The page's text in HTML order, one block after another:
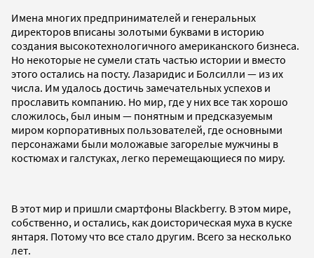
Имена многих предпринимателей и генеральных
директоров вписаны золотыми буквами в историю
создания высокотехнологичного американского бизнеса.
Но некоторые не сумели стать частью истории и вместо
этого остались на посту. Лазаридис и Болсилли — из их
числа. Им удалось достичь замечательных успехов и
прославить компанию. Но мир, где у них все так хорошо
сложилось, был иным — понятным и предсказуемым
миром корпоративных пользователей, где основными
персонажами были моложавые загорелые мужчины в
костюмах и галстуках, легко перемещающиеся по миру.
В этот мир и пришли смартфоны Blackberry. В этом мире,
собственно, и остались, как доисторическая муха в куске
янтаря. Потому что все стало другим. Всего за несколько
лет.